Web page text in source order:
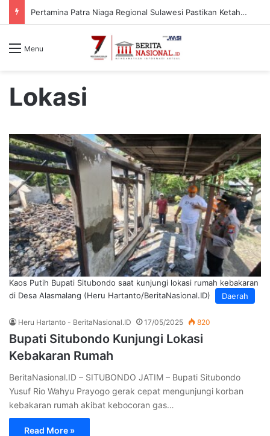
Pertamina Patra Niaga Regional Sulawesi Pastikan Ketahanan Stok BBM dan LPG 3 Kg di Bone
Menu
Lokasi
Daerah
Kaos Putih Bupati Situbondo saat kunjungi lokasi rumah kebakaran
di Desa Alasmalang (Heru Hartanto/BeritaNasional.ID)
Heru Hartanto - BeritaNasional.ID 17/05/2025 820
Bupati Situbondo Kunjungi Lokasi
Kebakaran Rumah
BeritaNasional.ID – SITUBONDO JATIM – Bupati Situbondo
Yusuf Rio Wahyu Prayogo gerak cepat mengunjungi korban
kebakaran rumah akibat kebocoran gas…
Read More »